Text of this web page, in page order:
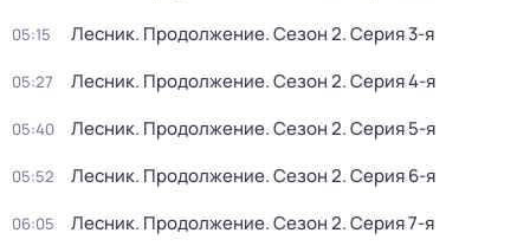
05:15 Лесник. Продолжение. Сезон 2. Серия 3-я
05:27 Лесник. Продолжение. Сезон 2. Серия 4-я
05:40 Лесник. Продолжение. Сезон 2. Серия 5-я
05:52 Лесник. Продолжение. Сезон 2. Серия 6-я
06:05 Лесник. Продолжение. Сезон 2. Серия 7-я